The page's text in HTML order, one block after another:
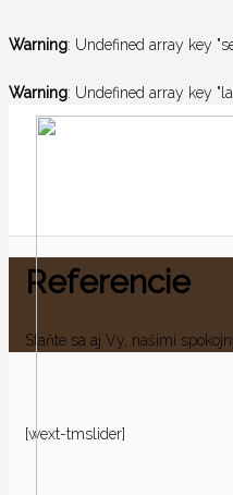
Warning: Undefined array key
Warning: Undefined array key
Referencie
Staňte sa aj Vy, našimi
[wext-tmslider]